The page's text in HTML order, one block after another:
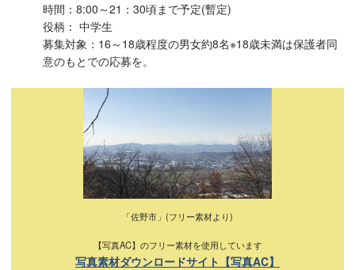
時間：8:00～21：30頃まで予定(暫定)
役柄： 中学生
募集対象：16～18歳程度の男女約8名※18歳未満は保護者同
意のもとでの応募を。
「佐野市」(フリー素材より)
【写真AC】のフリー素材を使用しています
写真素材ダウンロードサイト【写真AC】